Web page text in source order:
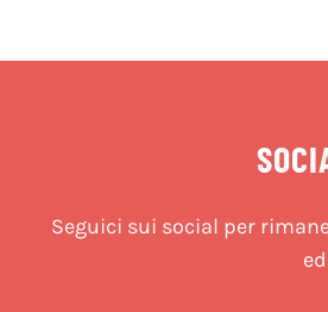
Seguici sui social per